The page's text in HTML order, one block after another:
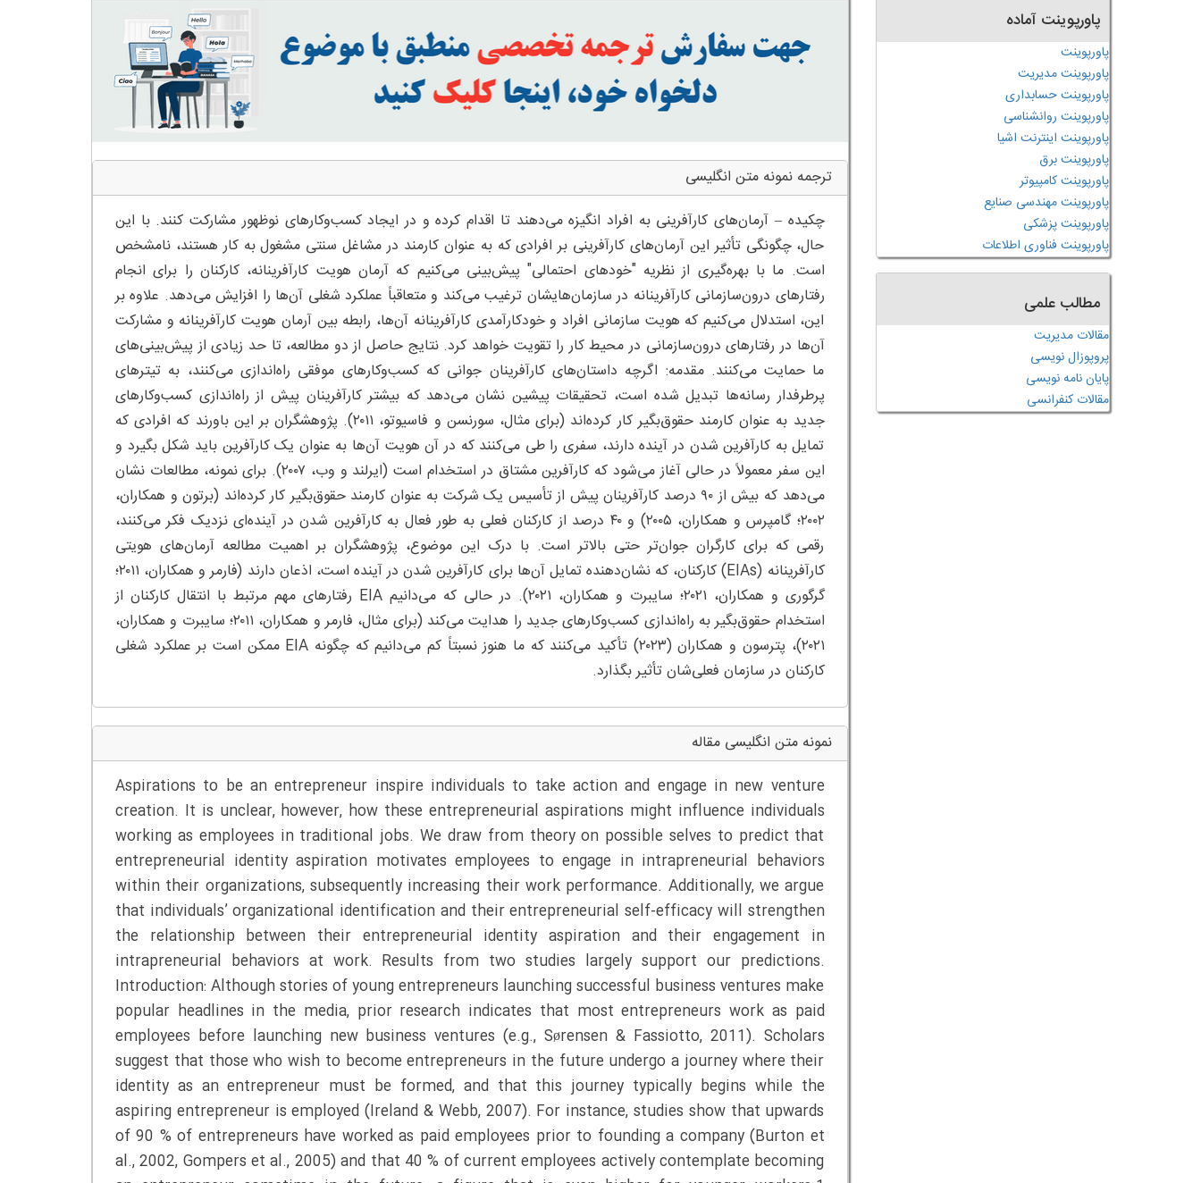
ترجمه نمونه متن انگلیسی
چکیده – آرمان‌های کارآفرینی به افراد انگیزه می‌دهند تا اقدام کرده و در ایجاد کسب‌وکارهای نوظهور مشارکت کنند. با این
حال، چگونگی تأثیر این آرمان‌های کارآفرینی بر افرادی که به عنوان کارمند در مشاغل سنتی مشغول به کار هستند، نامشخص
است. ما با بهره‌گیری از نظریه "خودهای احتمالی" پیش‌بینی می‌کنیم که آرمان هویت کارآفرینانه، کارکنان را برای انجام
رفتارهای درون‌سازمانی کارآفرینانه در سازمان‌هایشان ترغیب می‌کند و متعاقباً عملکرد شغلی آن‌ها را افزایش می‌دهد. علاوه بر
این، استدلال می‌کنیم که هویت سازمانی افراد و خودکارآمدی کارآفرینانه آن‌ها، رابطه بین آرمان هویت کارآفرینانه و مشارکت
آن‌ها در رفتارهای درون‌سازمانی در محیط کار را تقویت خواهد کرد. نتایج حاصل از دو مطالعه، تا حد زیادی از پیش‌بینی‌های
ما حمایت می‌کنند. مقدمه: اگرچه داستان‌های کارآفرینان جوانی که کسب‌وکارهای موفقی راه‌اندازی می‌کنند، به تیترهای
پرطرفدار رسانه‌ها تبدیل شده است، تحقیقات پیشین نشان می‌دهد که بیشتر کارآفرینان پیش از راه‌اندازی کسب‌وکارهای
جدید به عنوان کارمند حقوق‌بگیر کار کرده‌اند (برای مثال، سورنسن و فاسیوتو، ۲۰۱۱). پژوهشگران بر این باورند که افرادی که
تمایل به کارآفرین شدن در آینده دارند، سفری را طی می‌کنند که در آن هویت آن‌ها به عنوان یک کارآفرین باید شکل بگیرد و
این سفر معمولاً در حالی آغاز می‌شود که کارآفرین مشتاق در استخدام است (ایرلند و وب، ۲۰۰۷). برای نمونه، مطالعات نشان
می‌دهد که بیش از ۹۰ درصد کارآفرینان پیش از تأسیس یک شرکت به عنوان کارمند حقوق‌بگیر کار کرده‌اند (برتون و همکاران،
۲۰۰۲؛ گامپرس و همکاران، ۲۰۰۵) و ۴۰ درصد از کارکنان فعلی به طور فعال به کارآفرین شدن در آینده‌ای نزدیک فکر می‌کنند،
رقمی که برای کارگران جوان‌تر حتی بالاتر است. با درک این موضوع، پژوهشگران بر اهمیت مطالعه آرمان‌های هویتی
کارآفرینانه (EIAs) کارکنان، که نشان‌دهنده تمایل آن‌ها برای کارآفرین شدن در آینده است، اذعان دارند (فارمر و همکاران، ۲۰۱۱؛
گرگوری و همکاران، ۲۰۲۱؛ سایبرت و همکاران، ۲۰۲۱). در حالی که می‌دانیم EIA رفتارهای مهم مرتبط با انتقال کارکنان از
استخدام حقوق‌بگیر به راه‌اندازی کسب‌وکارهای جدید را هدایت می‌کند (برای مثال، فارمر و همکاران، ۲۰۱۱؛ سایبرت و همکاران،
۲۰۲۱)، پترسون و همکاران (۲۰۲۳) تأکید می‌کنند که ما هنوز نسبتاً کم می‌دانیم که چگونه EIA ممکن است بر عملکرد شغلی
کارکنان در سازمان فعلی‌شان تأثیر بگذارد.
نمونه متن انگلیسی مقاله
Aspirations to be an entrepreneur inspire individuals to take action and engage in new venture
creation. It is unclear, however, how these entrepreneurial aspirations might influence individuals
working as employees in traditional jobs. We draw from theory on possible selves to predict that
entrepreneurial identity aspiration motivates employees to engage in intrapreneurial behaviors
within their organizations, subsequently increasing their work performance. Additionally, we argue
that individuals’ organizational identification and their entrepreneurial self-efficacy will strengthen
the relationship between their entrepreneurial identity aspiration and their engagement in
intrapreneurial behaviors at work. Results from two studies largely support our predictions.
Introduction: Although stories of young entrepreneurs launching successful business ventures make
popular headlines in the media, prior research indicates that most entrepreneurs work as paid
employees before launching new business ventures (e.g., Sørensen & Fassiotto, 2011). Scholars
suggest that those who wish to become entrepreneurs in the future undergo a journey where their
identity as an entrepreneur must be formed, and that this journey typically begins while the
aspiring entrepreneur is employed (Ireland & Webb, 2007). For instance, studies show that upwards
of 90 % of entrepreneurs have worked as paid employees prior to founding a company (Burton et
al., 2002, Gompers et al., 2005) and that 40 % of current employees actively contemplate becoming
پاورپوینت آماده
پاورپوینت
پاورپوینت مدیریت
پاورپوینت حسابداری
پاورپوینت روانشناسی
پاورپوینت اینترنت اشیا
پاورپوینت برق
پاورپوینت کامپیوتر
پاورپوینت مهندسی صنایع
پاورپوینت پزشکی
پاورپوینت فناوری اطلاعات
مطالب علمی
مقالات مدیریت
پروپوزال نویسی
پایان نامه نویسی
مقالات کنفرانسی